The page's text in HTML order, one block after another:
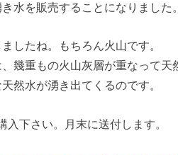
水を販売することになりました。
したね。もちろん火山です。
幾重もの火山灰層が重なって天
然水が湧き出てくるのです。
下さい。月末に送付します。